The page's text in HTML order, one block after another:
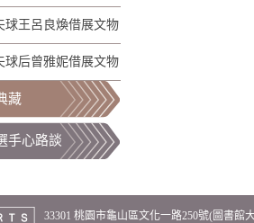
球王呂良煥借展文物
球后曾雅妮借展文物
藏
手心路談
33301 桃園市龜山區文化一路250號(圖書館